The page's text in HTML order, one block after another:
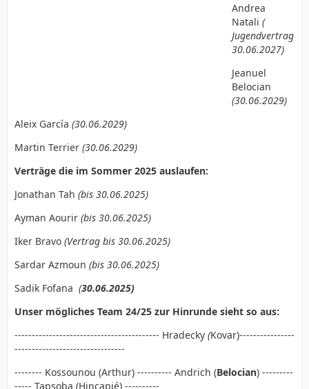
Andrea
Natali (
Jugendvertrag
30.06.2027)
Jeanuel
Belocian
(30.06.2029)
Aleix García (30.06.2029)
Martin Terrier (30.06.2029)
Verträge die im Sommer 2025 auslaufen:
Jonathan Tah (bis 30.06.2025)
Ayman Aourir (bis 30.06.2025)
Iker Bravo (Vertrag bis 30.06.2025)
Sardar Azmoun (bis 30.06.2025)
Sadik Fofana (30.06.2025)
Unser mögliches Team 24/25 zur Hinrunde sieht so aus:
------------------------------------------ Hradecky (Kovar)----------------
--------------------------------
-------- Kossounou (Arthur) ---------- Andrich (Belocian) ---------
----- Tapsoba (Hincapié) ----------